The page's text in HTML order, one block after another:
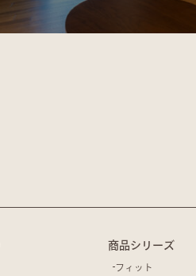
商品シリーズ
フィット